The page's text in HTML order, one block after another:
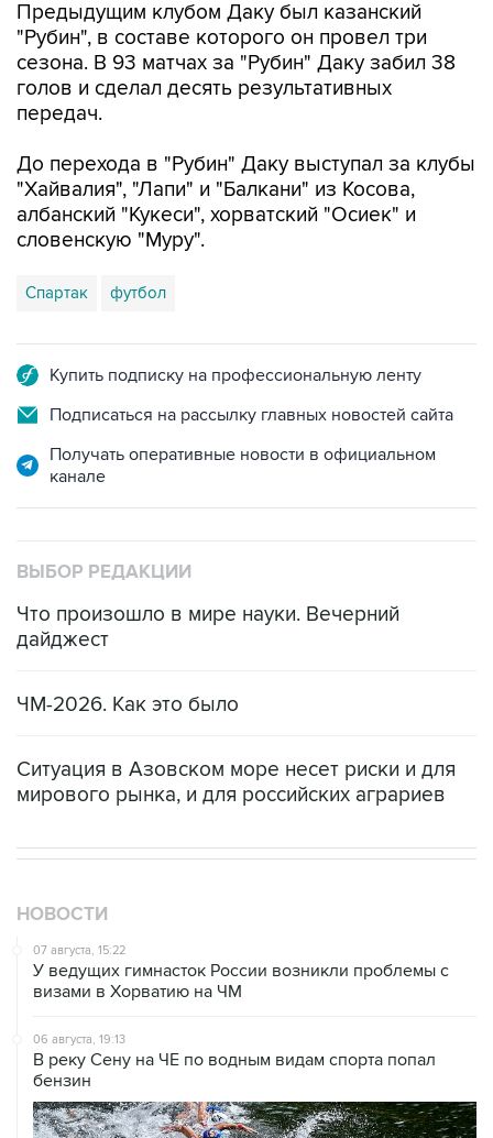
Предыдущим клубом Даку был казанский
"Рубин", в составе которого он провел три
сезона. В 93 матчах за "Рубин" Даку забил 38
голов и сделал десять результативных
передач.
До перехода в "Рубин" Даку выступал за клубы
"Хайвалия", "Лапи" и "Балкани" из Косова,
албанский "Кукеси", хорватский "Осиек" и
словенскую "Муру".
Спартак футбол
Купить подписку на профессиональную ленту
Подписаться на рассылку главных новостей сайта
Получать оперативные новости в официальном
канале
ВЫБОР РЕДАКЦИИ
Что произошло в мире науки. Вечерний
дайджест
ЧМ-2026. Как это было
Ситуация в Азовском море несет риски и для
мирового рынка, и для российских аграриев
НОВОСТИ
07 августа, 15:22
У ведущих гимнасток России возникли проблемы с
визами в Хорватию на ЧМ
06 августа, 19:13
В реку Сену на ЧЕ по водным видам спорта попал
бензин